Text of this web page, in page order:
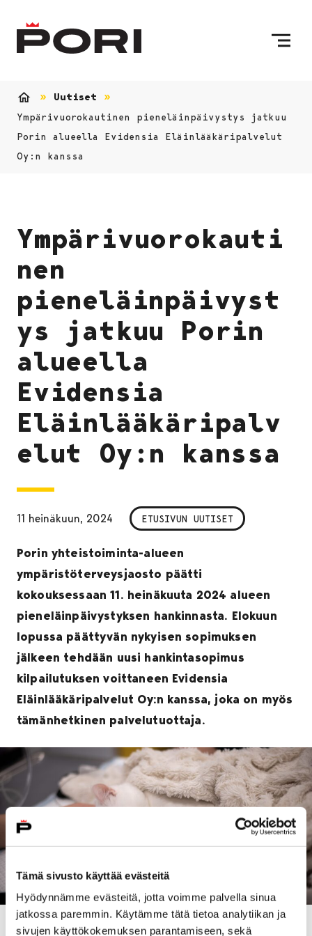
Tämä sivusto käyttää evästeitä
Hyödynnämme evästeitä, jotta voimme palvella sinua
jatkossa paremmin. Käytämme tätä tietoa analytiikan ja
sivujen käyttökokemuksen parantamiseen, sekä
Uutiset
Ympärivuorokautinen pieneläinpäivystys jatkuu
Porin alueella Evidensia Eläinlääkäripalvelut
Oy:n kanssa
Ympärivuorokauti
nen
pieneläinpäivyst
ys jatkuu Porin
alueella
Evidensia
Eläinlääkäripalv
elut Oy:n kanssa
11 heinäkuun, 2024 ETUSIVUN UUTISET
Porin yhteistoiminta-alueen
ympäristöterveysjaosto päätti
kokouksessaan 11. heinäkuuta 2024 alueen
pieneläinpäivystyksen hankinnasta. Elokuun
lopussa päättyvän nykyisen sopimuksen
jälkeen tehdään uusi hankintasopimus
kilpailutuksen voittaneen Evidensia
Eläinlääkäripalvelut Oy:n kanssa, joka on myös
tämänhetkinen palvelutuottaja.
Eläinlääkintähuoltolain mukaan kunnan on